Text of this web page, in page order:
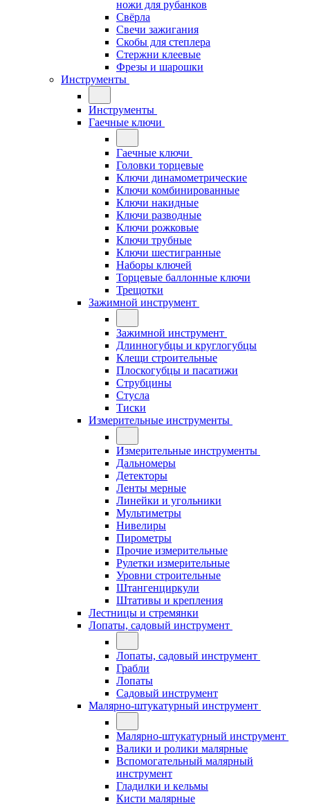
ножи для рубанков
Свёрла
Свечи зажигания
Скобы для степлера
Стержни клеевые
Фрезы и шарошки
Инструменты
Инструменты
Гаечные ключи
Гаечные ключи
Головки торцевые
Ключи динамометрические
Ключи комбинированные
Ключи накидные
Ключи разводные
Ключи рожковые
Ключи трубные
Ключи шестигранные
Наборы ключей
Торцевые баллонные ключи
Трещотки
Зажимной инструмент
Зажимной инструмент
Длинногубцы и круглогубцы
Клещи строительные
Плоскогубцы и пасатижи
Струбцины
Стусла
Тиски
Измерительные инструменты
Измерительные инструменты
Дальномеры
Детекторы
Ленты мерные
Линейки и угольники
Мультиметры
Нивелиры
Пирометры
Прочие измерительные
Рулетки измерительные
Уровни строительные
Штангенциркули
Штативы и крепления
Лестницы и стремянки
Лопаты, садовый инструмент
Лопаты, садовый инструмент
Грабли
Лопаты
Садовый инструмент
Малярно-штукатурный инструмент
Малярно-штукатурный инструмент
Валики и ролики малярные
Вспомогательный малярный
инструмент
Гладилки и кельмы
Кисти малярные